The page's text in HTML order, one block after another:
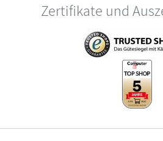
Zertifikate und